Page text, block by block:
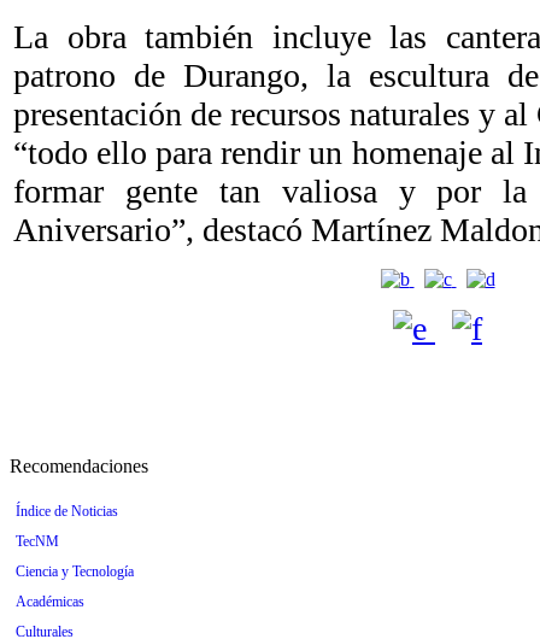
La obra también incluye las
patrono de Durango, la escultura
presentación de recursos naturales y
“todo ello para rendir un homenaje al
formar gente tan valiosa y por la
Aniversario”, destacó Martínez
Recomendaciones
Índice de Noticias
TecNM
Ciencia y Tecnología
Académicas
Culturales